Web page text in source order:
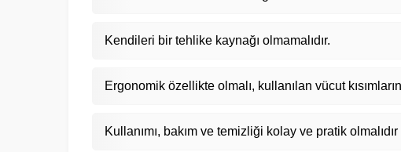
Kendileri bir tehlike kaynağı olmamalıdır.
Ergonomik özellikte olmalı, kullanılan vücut
Kullanımı, bakım ve temizliği kolay ve pratik olmalıdır